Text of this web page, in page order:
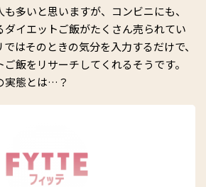
多いと思いますが、コンビニにも、
イエットご飯がたくさん売られてい
はそのときの気分を入力するだけで、
飯をリサーチしてくれるそうです。
実態とは…？